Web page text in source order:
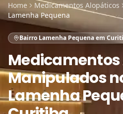
Home Medicamentos Alopáticos
Lamenha Pequena
Bairro Lamenha Pequena em
Manipulados
Lamenha